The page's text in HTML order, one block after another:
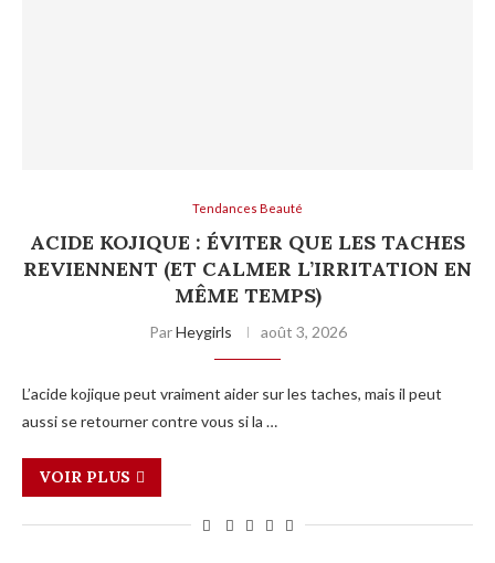
Tendances Beauté
ACIDE KOJIQUE : ÉVITER QUE LES TACHES
REVIENNENT (ET CALMER L’IRRITATION EN
MÊME TEMPS)
ParHeygirls août 3, 2026
L’acide kojique peut vraiment aider sur les taches, mais il peut
aussi se retourner contre vous si la …
VOIR PLUS